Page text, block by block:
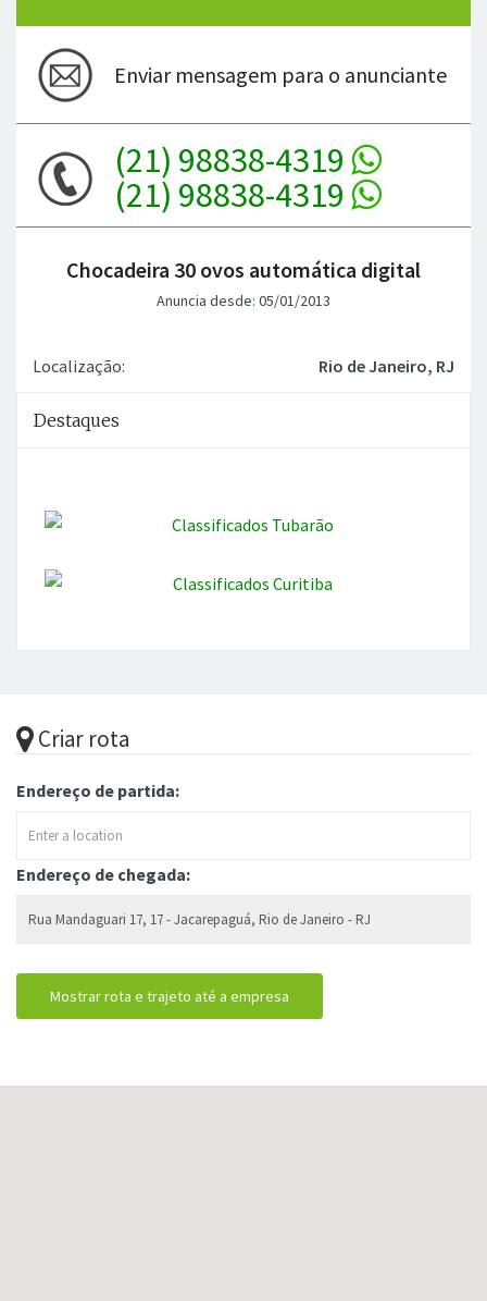
Enviar mensagem para o anunciante
(21) 98838-4319
(21) 98838-4319
Chocadeira 30 ovos automática digital
Anuncia desde: 05/01/2013
Localização: Rio de Janeiro, RJ
Destaques
Criar rota
Endereço de partida:
Endereço de chegada: